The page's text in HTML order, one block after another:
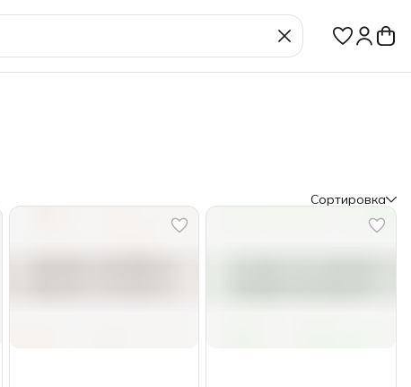
Сортировка